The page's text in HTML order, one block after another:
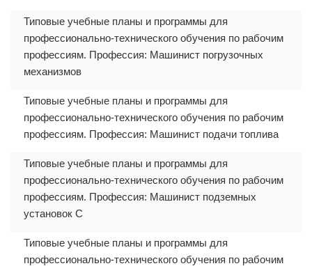
Типовые учебные планы и программы для
профессионально-технического обучения по рабочим
профессиям. Профессия: Машинист погрузочных
механизмов
Типовые учебные планы и программы для
профессионально-технического обучения по рабочим
профессиям. Профессия: Машинист подачи топлива
Типовые учебные планы и программы для
профессионально-технического обучения по рабочим
профессиям. Профессия: Машинист подземных
установок С
Типовые учебные планы и программы для
профессионально-технического обучения по рабочим